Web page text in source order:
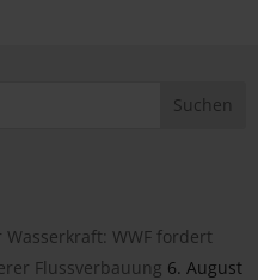
WWF fordert
Flussverbauung 6. August